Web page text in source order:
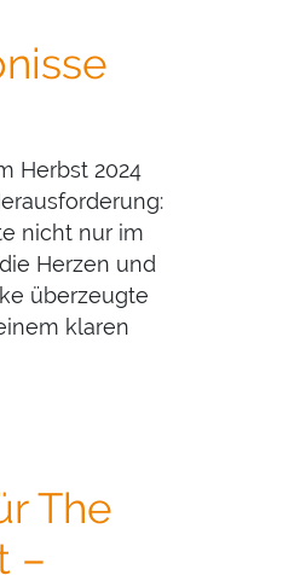
Herbst 2024
nicht nur im
Herzen und
überzeugte
klaren
The
–